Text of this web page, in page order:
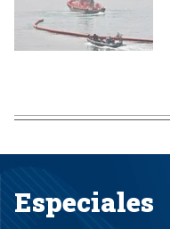
Especiales